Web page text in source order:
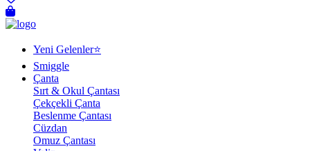
Yeni Gelenler⭐
Smiggle
Çanta
Sırt & Okul Çantası
Çekçekli Çanta
Beslenme Çantası
Cüzdan
Omuz Çantası